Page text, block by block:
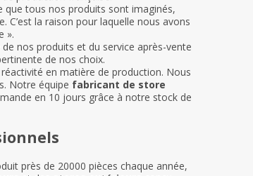
que tous nos produits sont imaginés,
C’est la raison pour laquelle nous avons
».
nos produits et du service après-vente
de nos choix.
en matière de production. Nous
Notre équipe fabricant de store
en 10 jours grâce à notre stock de
près de 20000 pièces chaque année,